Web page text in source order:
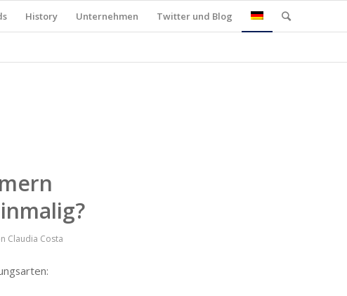
History Unternehmen Twitter und Blog
Claudia Costa